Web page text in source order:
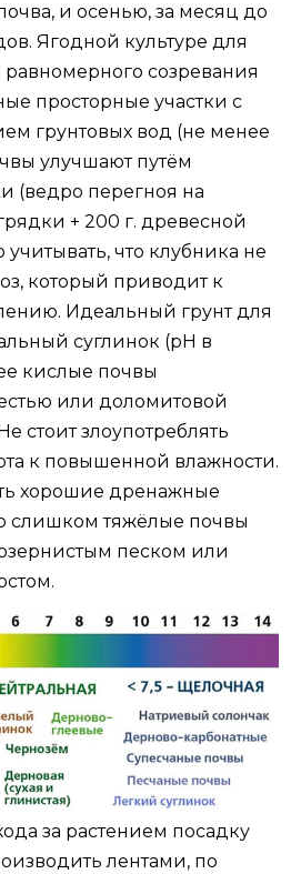
и осенью, за месяц до
Ягодной культуре для
равномерного созревания
просторные участки с
грунтовых вод (не менее
улучшают путём
(ведро перегноя на
+ 200 г. древесной
что клубника не
который приводит к
Идеальный грунт для
суглинок (pH в
кислые почвы
или доломитовой
стоит злоупотреблять
к повышенной влажности.
хорошие дренажные
слишком тяжёлые почвы
песком или
за растением посадку
лентами, по